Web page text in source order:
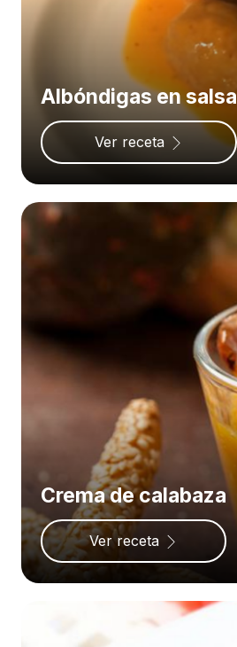
Albóndigas en salsa
Ver receta
Crema de calabaza
Ver receta